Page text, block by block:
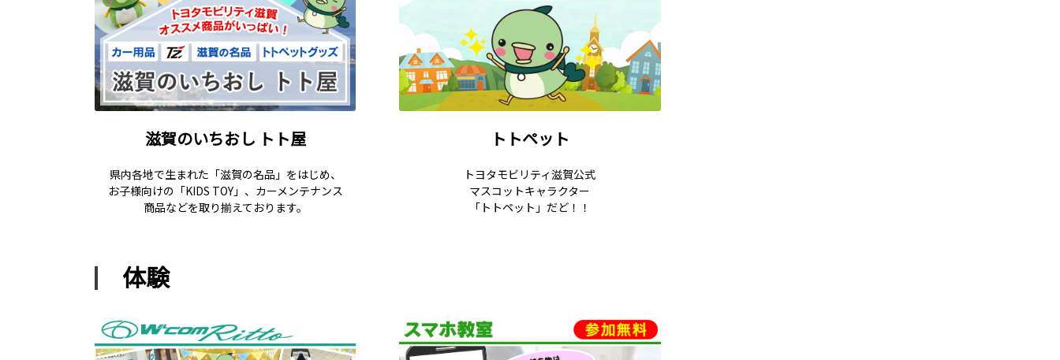
滋賀のいちおし トト屋
県内各地で生まれた「滋賀の名品」をはじめ、
お子様向けの「KIDS TOY」、カーメンテナンス
商品などを取り揃えております。
トトペット
トヨタモビリティ滋賀公式
マスコットキャラクター
「トトペット」だど！！
体験